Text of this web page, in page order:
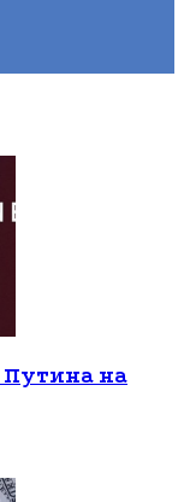
Путина на